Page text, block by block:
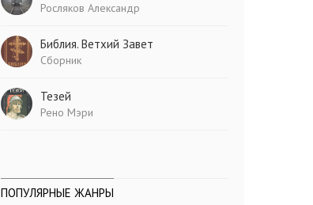
Росляков Александр
Библия. Ветхий Завет
Сборник
Тезей
Рено Мэри
ПОПУЛЯРНЫЕ ЖАНРЫ